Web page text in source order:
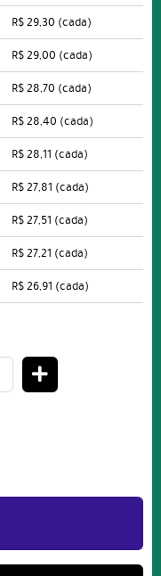
R$ 29,30 (cada)
R$ 29,00 (cada)
R$ 28,70 (cada)
R$ 28,40 (cada)
R$ 28,11 (cada)
R$ 27,81 (cada)
R$ 27,51 (cada)
R$ 27,21 (cada)
R$ 26,91 (cada)